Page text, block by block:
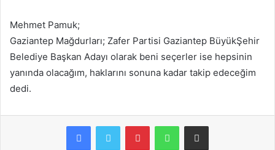
Mehmet Pamuk;
Gaziantep Mağdurları; Zafer Partisi Gaziantep BüyükŞehir
Belediye Başkan Adayı olarak beni seçerler ise hepsinin
yanında olacağım, haklarını sonuna kadar takip edeceğim
dedi.
FacebookTwitter PinterestWhatsAppE-Posta ile paylaş